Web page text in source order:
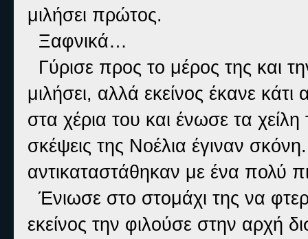
μιλήσει πρώτος.
Ξαφνικά…
Γύρισε προς το μέρος της και
μιλήσει, αλλά εκείνος έκανε
στα χέρια του και ένωσε τα
σκέψεις της Νοέλια έγιναν
αντικαταστάθηκαν με ένα πολύ
Ένιωσε στο στομάχι της να
εκείνος την φιλούσε στην αρχή